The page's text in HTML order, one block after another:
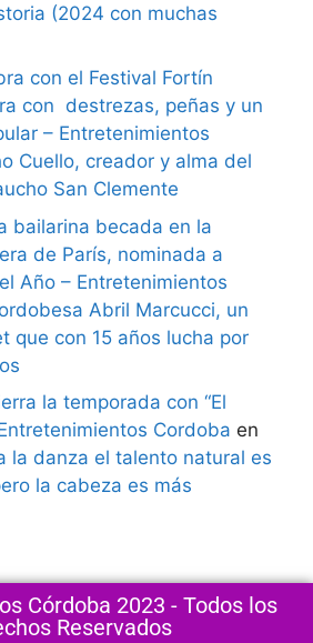
(2024 con muchas
con el Festival Fortín
con destrezas, peñas y un
– Entretenimientos
Cuello, creador y alma del
San Clemente
bailarina becada en la
de París, nominada a
Año – Entretenimientos
Abril Marcucci, un
que con 15 años lucha por
la temporada con “El
Cordoba en
la danza el talento natural es
la cabeza es más
Córdoba 2023 - Todos los
Reservados